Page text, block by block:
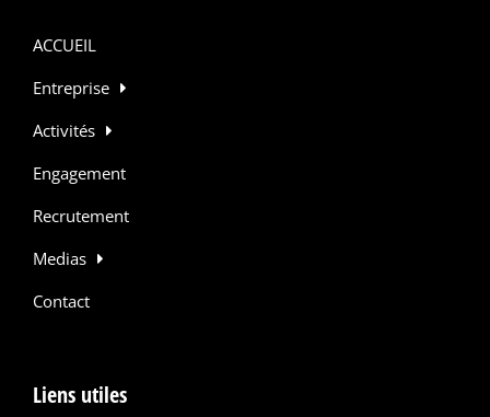
ACCUEIL
Entreprise
Activités
Engagement
Recrutement
Medias
Contact
Liens utiles